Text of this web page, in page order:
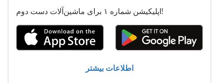
اپلیکیشن شماره ۱ برای ماشین‌آلات دست دوم!
اطلاعات بیشتر